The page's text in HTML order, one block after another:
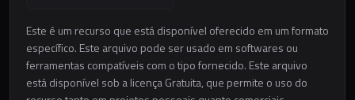
Este é um recurso que está disponível oferecido em um formato
específico. Este arquivo pode ser usado em softwares ou
ferramentas compatíveis com o tipo fornecido. Este arquivo
está disponível sob a licença Gratuita, que permite o uso do